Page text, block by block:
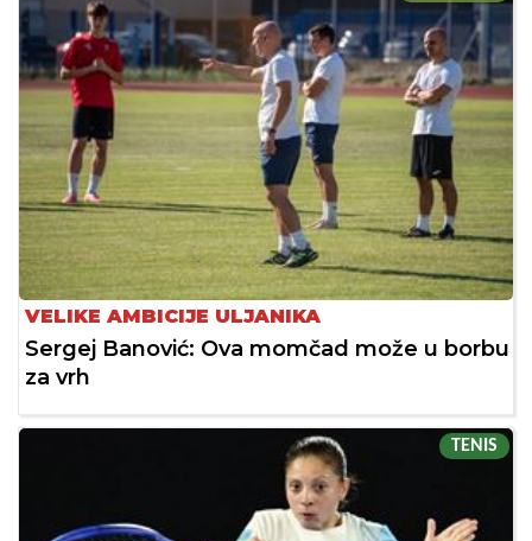
VELIKE AMBICIJE ULJANIKA
Sergej Banović: Ova momčad može u borbu
za vrh
TENIS